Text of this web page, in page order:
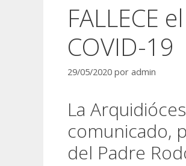
FALLECE
COVID-19
29/05/2020 por admin
La
comunicado,
del Padre